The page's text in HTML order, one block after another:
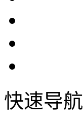
快速导航